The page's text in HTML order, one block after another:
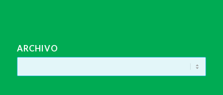
ARCHIVO